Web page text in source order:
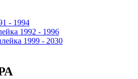
- 1994
1992 - 1996
1999 - 2030